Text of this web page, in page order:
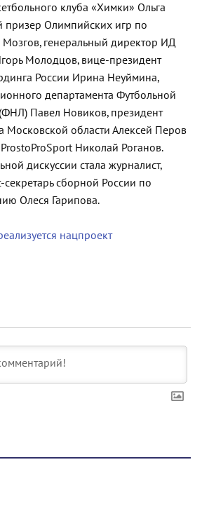
клуба «Химки» Ольга
призер Олимпийских игр по
Мозгов, генеральный директор ИД
Молодцов, вице-президент
России Ирина Неуймина,
департамента Футбольной
Павел Новиков, президент
Московской области Алексей Перов
Николай Роганов.
дискуссии стала журналист,
секретарь сборной России по
Олеся Гарипова.
нацпроект